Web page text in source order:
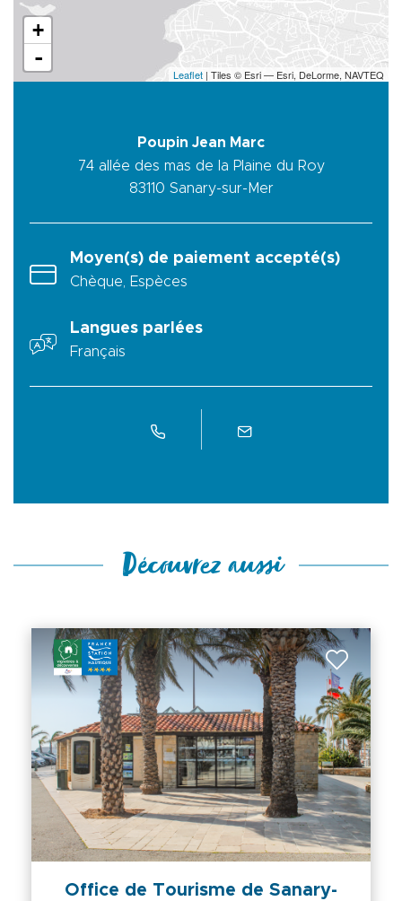
+
-
Leaflet | Tiles © Esri — Esri, DeLorme, NAVTEQ
Poupin Jean Marc
74 allée des mas de la Plaine du Roy
83110 Sanary-sur-Mer
Moyen(s) de paiement accepté(s)
Chèque, Espèces
Langues parlées
Français
Découvrez aussi
Office de Tourisme de Sanary-